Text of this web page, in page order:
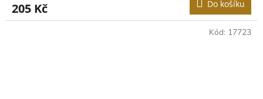
205 Kč Do košíku
Kód: 17723